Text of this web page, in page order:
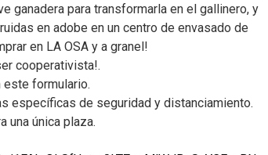
ganadera para transformarla en el gallinero, y
en adobe en un centro de envasado de
en LA OSA y a granel!
cooperativista!.
este formulario.
específicas de seguridad y distanciamiento.
una única plaza.